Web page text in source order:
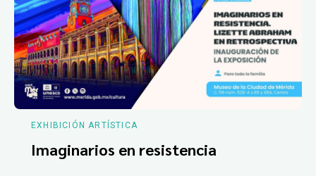
EXHIBICIÓN ARTÍSTICA
Imaginarios en resistencia